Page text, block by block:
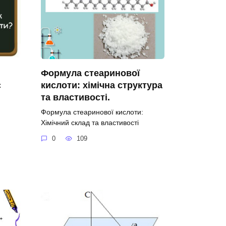
Формула стеаринової
кислоти: хімічна структура
та властивості.
Формула стеаринової кислоти:
Хімічний склад та властивості
0 109